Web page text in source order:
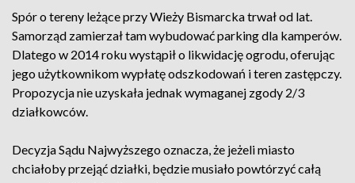
Spór o tereny leżące przy Wieży Bismarcka trwał od lat.
Samorząd zamierzał tam wybudować parking dla kamperów.
Dlatego w 2014 roku wystąpił o likwidację ogrodu, oferując
jego użytkownikom wypłatę odszkodowań i teren zastępczy.
Propozycja nie uzyskała jednak wymaganej zgody 2/3
działkowców.
Decyzja Sądu Najwyższego oznacza, że jeżeli miasto
chciałoby przejąć działki, będzie musiało powtórzyć całą